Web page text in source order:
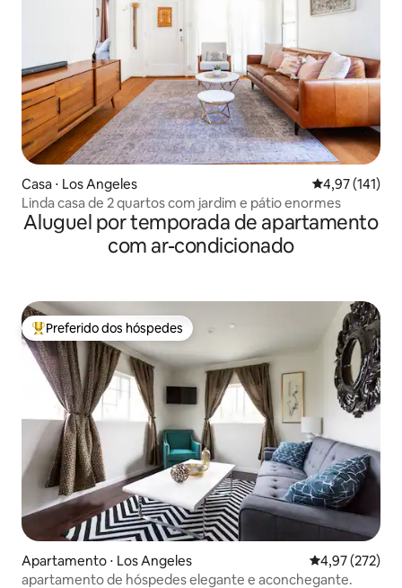
Casa ⋅ Los Angeles 4,97 de uma
4,97 (141)
Linda casa de 2 quartos com jardim e pátio enormes
Aluguel por temporada de apartamento
com ar-condicionado
Entre os melhores preferidos dos hóspedes
Preferido dos hóspedes
Apartamento ⋅ Los Angeles 4,97 de uma
4,97 (272)
apartamento de hóspedes elegante e aconchegante.